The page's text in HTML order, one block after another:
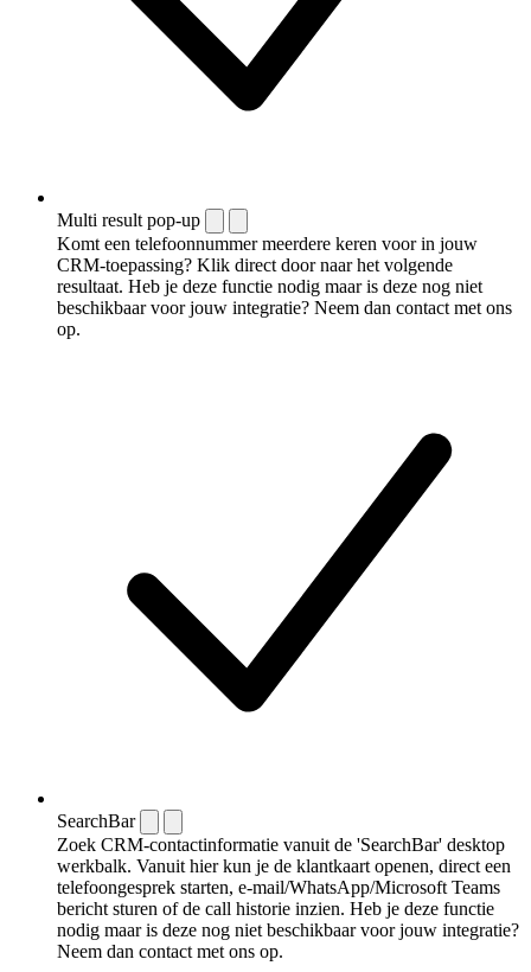
Multi result pop-up
Komt een telefoonnummer meerdere keren voor in jouw
CRM-toepassing? Klik direct door naar het volgende
resultaat. Heb je deze functie nodig maar is deze nog niet
beschikbaar voor jouw integratie? Neem dan contact met ons
op.
SearchBar
Zoek CRM-contactinformatie vanuit de 'SearchBar' desktop
werkbalk. Vanuit hier kun je de klantkaart openen, direct een
telefoongesprek starten, e-mail/WhatsApp/Microsoft Teams
bericht sturen of de call historie inzien. Heb je deze functie
nodig maar is deze nog niet beschikbaar voor jouw integratie?
Neem dan contact met ons op.